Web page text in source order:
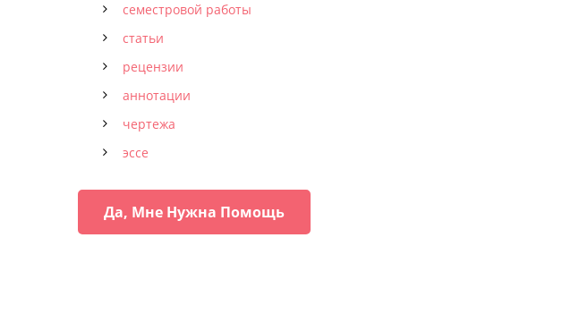
семестровой работы
статьи
рецензии
аннотации
чертежа
эссе
Да, Мне Нужна Помощь